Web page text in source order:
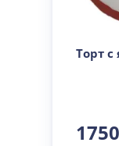
Торт